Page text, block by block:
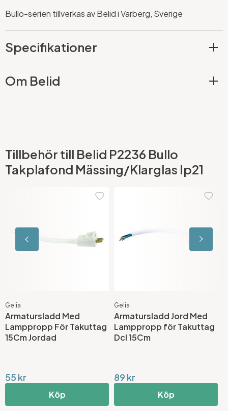
Bullo-serien tillverkas av Belid i Varberg, Sverige
Specifikationer
Om Belid
Tillbehör till Belid P2236 Bullo
Takplafond Mässing/Klarglas Ip21
Gelia
Armatursladd Med
Lamppropp För Takuttag
15Cm Jordad
55 kr
Köp
Gelia
Armatursladd Jord Med
Lamppropp för Takuttag
Dcl 15Cm
89 kr
Köp